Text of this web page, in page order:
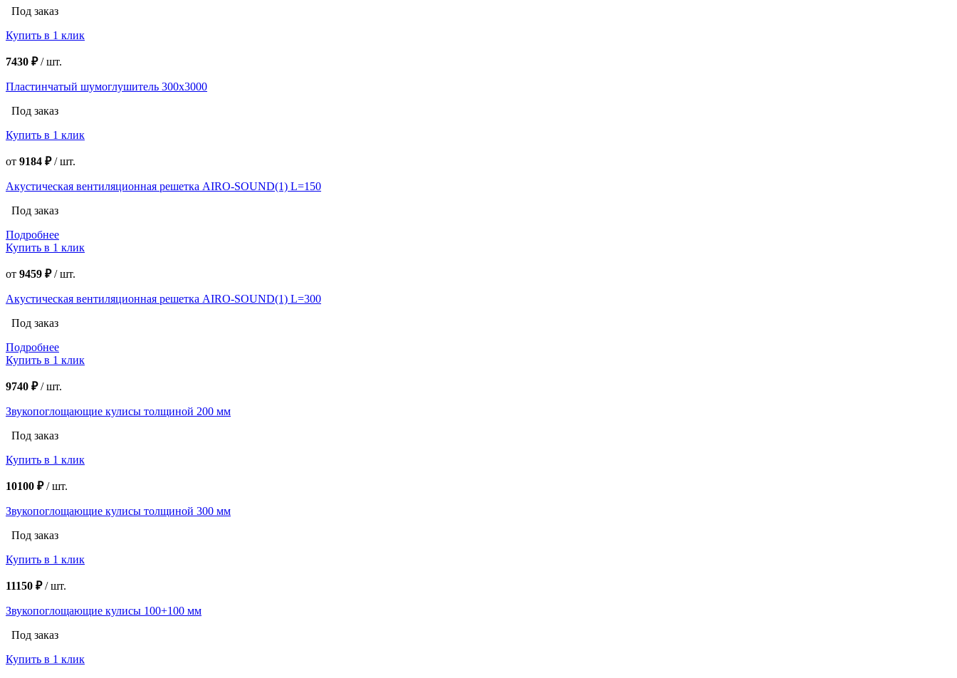
Под заказ
Купить в 1 клик
7430 ₽/шт.
Пластинчатый шумоглушитель 300х3000
Под заказ
Купить в 1 клик
от 9184 ₽/шт.
Акустическая вентиляционная решетка AIRO-SOUND(1) L=150
Под заказ
Подробнее
Купить в 1 клик
от 9459 ₽/шт.
Акустическая вентиляционная решетка AIRO-SOUND(1) L=300
Под заказ
Подробнее
Купить в 1 клик
9740 ₽/шт.
Звукопоглощающие кулисы толщиной 200 мм
Под заказ
Купить в 1 клик
10100 ₽/шт.
Звукопоглощающие кулисы толщиной 300 мм
Под заказ
Купить в 1 клик
11150 ₽/шт.
Звукопоглощающие кулисы 100+100 мм
Под заказ
Купить в 1 клик